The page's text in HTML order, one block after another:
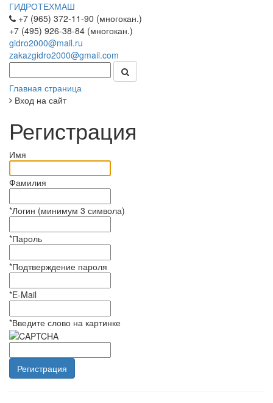
ГИДРОТЕХМАШ
+7 (965) 372-11-90 (многокан.)
+7 (495) 926-38-84 (многокан.)
gidro2000@mail.ru
zakazgidro2000@gmail.com
Главная страница
Вход на сайт
Регистрация
Имя
Фамилия
*Логин (минимум 3 символа)
*Пароль
*Подтверждение пароля
*E-Mail
*Введите слово на картинке